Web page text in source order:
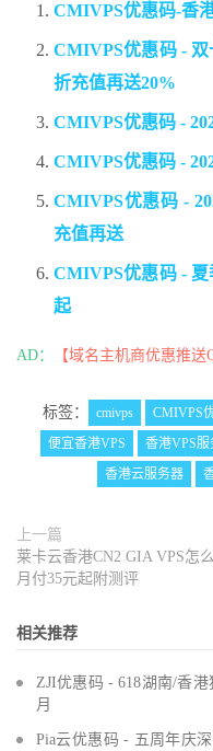
CMIVPS优惠码-香
CMIVPS优惠码 -
折充值再送20%
CMIVPS优惠码 -
CMIVPS优惠码 -
CMIVPS优惠码 -
充值再送
CMIVPS优惠码 - 夏
起
AD： 【域名主机商优惠推送
标签： cmivps CMIVPS
便宜香港VPS
香港VPS服
香港云服务器
上一篇
莱卡云香港CN2 GIA VPS怎
月付35元起附测评
相关推荐
ZJI优惠码 - 618湖南/香
月
Pia云优惠码 - 五周年庆